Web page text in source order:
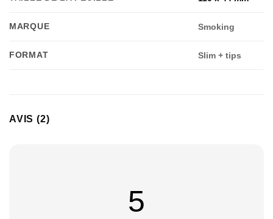
MARQUE Smoking
FORMAT Slim + tips
AVIS (2)
5